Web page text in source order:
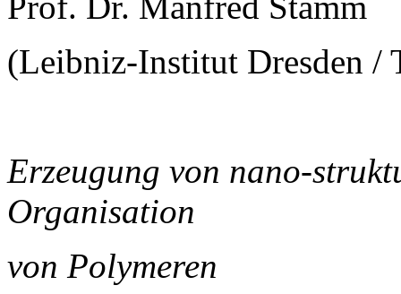
(Leibniz-Institut Dresden /
Erzeugung von nano-
Organisation
von Polymeren